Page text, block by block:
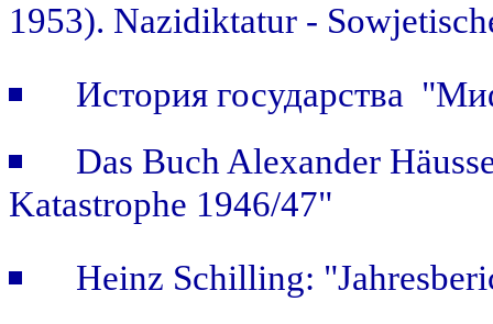
1953). Nazidiktatur -
История государства
Das Buch Alexander
Katastrophe 1946/47"
Heinz Schilling: